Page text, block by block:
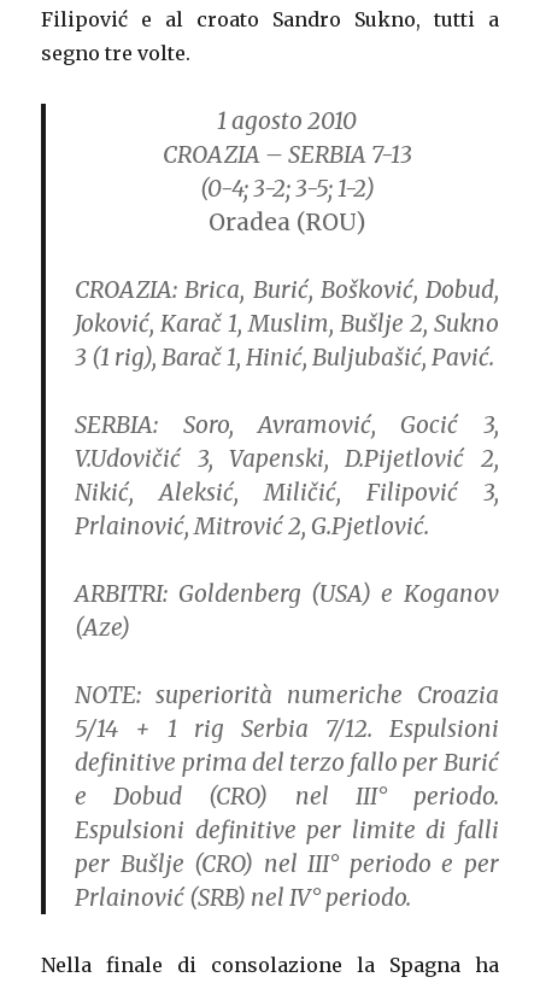
Filipović e al croato Sandro Sukno, tutti a
segno tre volte.
1 agosto 2010
CROAZIA – SERBIA 7-13
(0-4; 3-2; 3-5; 1-2)
Oradea (ROU)
CROAZIA: Brica, Burić, Bošković, Dobud,
Joković, Karač 1, Muslim, Bušlje 2, Sukno
3 (1 rig), Barač 1, Hinić, Buljubašić, Pavić.
SERBIA: Soro, Avramović, Gocić 3,
V.Udovičić 3, Vapenski, D.Pijetlović 2,
Nikić, Aleksić, Miličić, Filipović 3,
Prlainović, Mitrović 2, G.Pjetlović.
ARBITRI: Goldenberg (USA) e Koganov
(Aze)
NOTE: superiorità numeriche Croazia
5/14 + 1 rig Serbia 7/12. Espulsioni
definitive prima del terzo fallo per Burić
e Dobud (CRO) nel III° periodo.
Espulsioni definitive per limite di falli
per Bušlje (CRO) nel III° periodo e per
Prlainović (SRB) nel IV° periodo.
Nella finale di consolazione la Spagna ha